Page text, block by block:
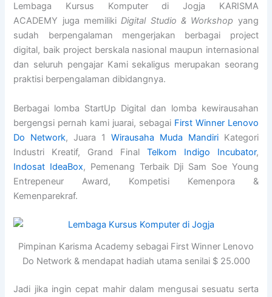
Lembaga Kursus Komputer di Jogja KARISMA
ACADEMY juga memilikiDigital Studio & Workshop yang
sudah berpengalaman mengerjakan berbagai project
digital, baik project berskala nasional maupun internasional
dan seluruh pengajar Kami sekaligus merupakan seorang
praktisi berpengalaman dibidangnya.
Berbagai lomba StartUp Digital dan lomba kewirausahan
bergengsi pernah kami juarai, sebagai First Winner Lenovo
Do Network, Juara 1 Wirausaha Muda MandiriKategori
Industri Kreatif, Grand Final Telkom Indigo Incubator,
Indosat IdeaBox, Pemenang Terbaik Dji Sam Soe Young
Entrepeneur Award, Kompetisi Kemenpora &
Kemenparekraf.
Pimpinan Karisma Academy sebagai First Winner Lenovo
Do Network & mendapat hadiah utama senilai $ 25.000
Jadi jika ingin cepat mahir dalam mengusai sesuatu serta